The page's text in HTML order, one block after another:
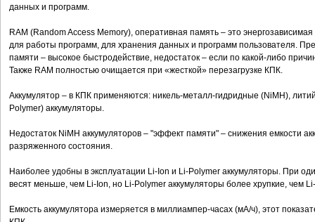
данных и программ.
RAM (Random Access Memory), оперативная память – это
для работы программ, для хранения данных и программ пользователя.
памяти – высокое быстродействие, недостаток – если по какой-либо
Также RAM полностью очищается при «жесткой» перезагрузке КПК.
Аккумулятор – в КПК применяются: никель-металл-гидридные (NiMH),
Polymer) аккумуляторы.
Недостаток NiMH аккумуляторов – "эффект памяти" – снижения емкости
разряженного состояния.
Наиболее удобны в эксплуатации Li-Ion и Li-Polymer аккумуляторы. При
весят меньше, чем Li-Ion, но Li-Polymer аккумуляторы более хрупкие, чем
Емкость аккумулятора измеряется в миллиампер-часах (мА/ч), этот